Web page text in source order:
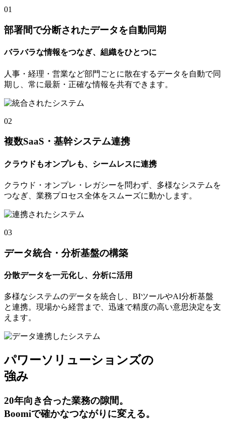
01
部署間で分断されたデータを自動同期
バラバラな情報をつなぎ、組織をひとつに
人事・経理・営業など部門ごとに散在するデータを自動で同
期し、常に最新・正確な情報を共有できます。
02
複数SaaS・基幹システム連携
クラウドもオンプレも、シームレスに連携
クラウド・オンプレ・レガシーを問わず、多様なシステムを
つなぎ、業務プロセス全体をスムーズに動かします。
03
データ統合・分析基盤の構築
分散データを一元化し、分析に活用
多様なシステムのデータを統合し、BIツールやAI分析基盤
と連携。現場から経営まで、迅速で精度の高い意思決定を支
えます。
パワーソリューションズの
強み
20年向き合った業務の隙間。
Boomiで確かなつながりに変える。